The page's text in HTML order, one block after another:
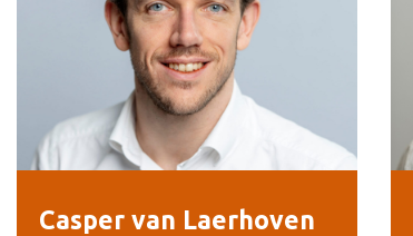
Casper van Laerhoven